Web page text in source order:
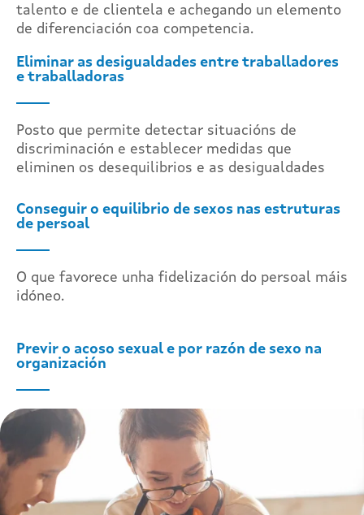
talento e de clientela e achegando un elemento
de diferenciación coa competencia.
Eliminar as desigualdades entre traballadores
e traballadoras
Posto que permite detectar situacións de
discriminación e establecer medidas que
eliminen os desequilibrios e as desigualdades
Conseguir o equilibrio de sexos nas estruturas
de persoal
O que favorece unha fidelización do persoal máis
idóneo.
Previr o acoso sexual e por razón de sexo na
organización